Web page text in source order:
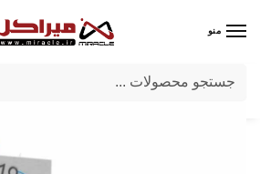
منو
میراکل/تبلت و موبایل/لوازم جانبی موبایل وتبلت